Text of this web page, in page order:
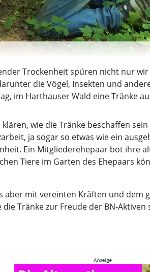
Trockenheit spüren nicht nur wir
die Vögel, Insekten und
im Harthauser Wald eine Tränke
wie die Tränke beschaffen sein
ja sogar so etwas wie ein
Ein Mitgliederehepaar bot ihre
Tiere im Garten des Ehepaars
aber mit vereinten Kräften und dem
Tränke zur Freude der BN-Aktiven